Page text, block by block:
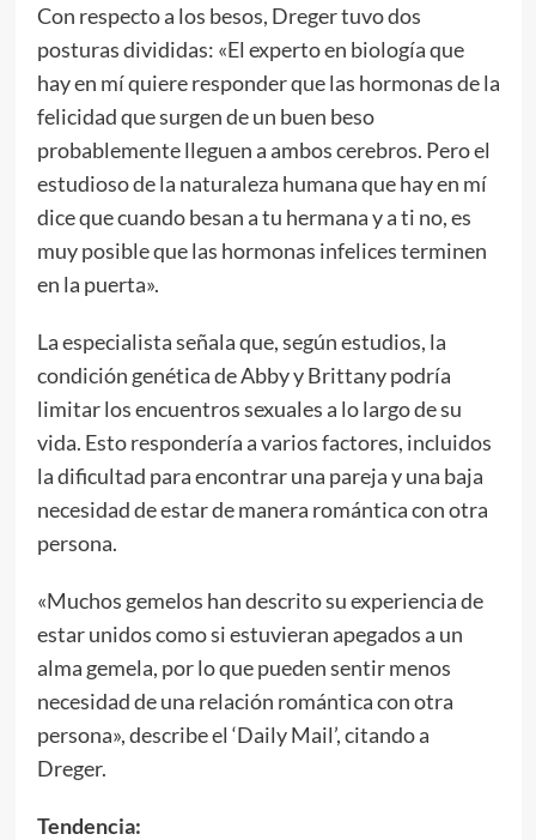
Con respecto a los besos, Dreger tuvo dos
posturas divididas: «El experto en biología que
hay en mí quiere responder que las hormonas de la
felicidad que surgen de un buen beso
probablemente lleguen a ambos cerebros. Pero el
estudioso de la naturaleza humana que hay en mí
dice que cuando besan a tu hermana y a ti no, es
muy posible que las hormonas infelices terminen
en la puerta».
La especialista señala que, según estudios, la
condición genética de Abby y Brittany podría
limitar los encuentros sexuales a lo largo de su
vida. Esto respondería a varios factores, incluidos
la dificultad para encontrar una pareja y una baja
necesidad de estar de manera romántica con otra
persona.
«Muchos gemelos han descrito su experiencia de
estar unidos como si estuvieran apegados a un
alma gemela, por lo que pueden sentir menos
necesidad de una relación romántica con otra
persona», describe el ‘Daily Mail’, citando a
Dreger.
Tendencia: